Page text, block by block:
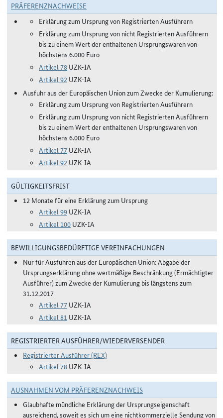
PRÄFERENZNACHWEISE
Erklärung zum Ursprung von Registrierten Ausführern
Erklärung zum Ursprung von nicht Registrierten Ausführern
bis zu einem Wert der enthaltenen Ursprungswaren von
höchstens 6.000 Euro
Artikel 78 UZK-IA
Artikel 92 UZK-IA
Ausfuhr aus der Europäischen Union zum Zwecke der Kumulierung:
Erklärung zum Ursprung von Registrierten Ausführern
Erklärung zum Ursprung von nicht Registrierten Ausführern
bis zu einem Wert der enthaltenen Ursprungswaren von
höchstens 6.000 Euro
Artikel 77 UZK-IA
Artikel 92 UZK-IA
GÜLTIGKEITSFRIST
12 Monate für eine Erklärung zum Ursprung
Artikel 99 UZK-IA
Artikel 100 UZK-IA
BEWILLIGUNGSBEDÜRFTIGE VEREINFACHUNGEN
Nur für Ausfuhren aus der Europäischen Union: Abgabe der
Ursprungserklärung ohne wertmäßige Beschränkung (Ermächtigter
Ausführer) zum Zwecke der Kumulierung bis längstens zum
31.12.2017
Artikel 77 UZK-IA
Artikel 81 UZK-IA
REGISTRIERTER AUSFÜHRER/WIEDERVERSENDER
Registrierter Ausführer (REX)
Artikel 78 UZK-IA
AUSNAHMEN VOM PRÄFERENZNACHWEIS
Glaubhafte mündliche Erklärung der Ursprungseigenschaft
ausreichend, soweit es sich um eine nichtkommerzielle Sendung von